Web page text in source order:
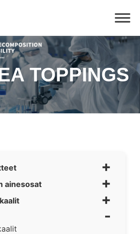
TOPPINGS
+
ainesosat +
+
-